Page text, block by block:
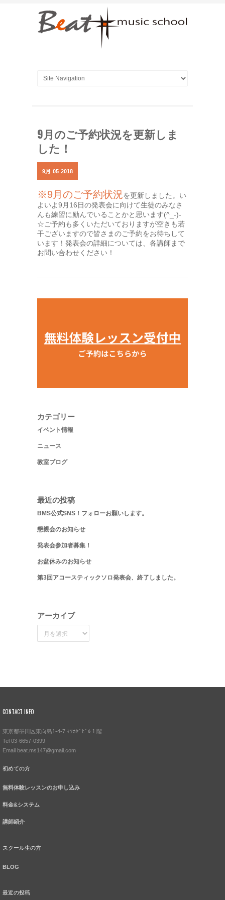
9月のご予約状況を更新しま
した！
9月 05 2018
※9月のご予約状況を更新しました。い
よいよ9月16日の発表会に向けて生徒のみなさ
んも練習に励んでいることかと思います(^_-)-
☆ご予約も多くいただいておりますが空きも若
干ございますので皆さまのご予約をお待ちして
います！発表会の詳細については、各講師まで
お問い合わせください！
カテゴリー
イベント情報
ニュース
教室ブログ
最近の投稿
BMS公式SNS！フォローお願いします。
懇親会のお知らせ
発表会参加者募集！
お盆休みのお知らせ
第3回アコースティックソロ発表会、終了しました。
アーカイブ
CONTACT INFO
東京都墨田区東向島1-4-7 ﾏﾂｶｾﾞﾋﾞﾙ１階
Tel 03-6657-0399
Email beat.ms147@gmail.com
初めての方
無料体験レッスンのお申し込み
料金&システム
講師紹介
スクール生の方
BLOG
最近の投稿